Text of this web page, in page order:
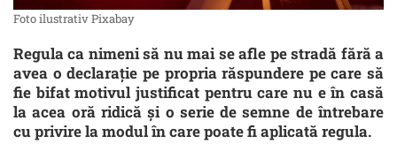
Foto ilustrativ Pixabay
Regula ca nimeni să nu mai se afle pe stradă fără a
avea o declaraţie pe propria răspundere pe care să
fie bifat motivul justificat pentru care nu e în casă
la acea oră ridică şi o serie de semne de întrebare
cu privire la modul în care poate fi aplicată regula.